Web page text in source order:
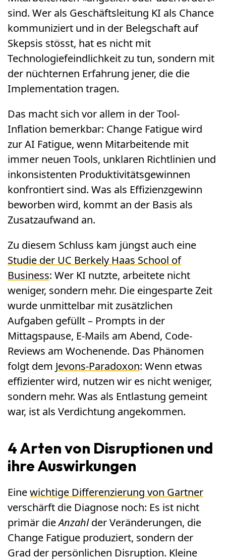
sind. Wer als Geschäftsleitung KI als Chance
kommuniziert und in der Belegschaft auf
Skepsis stösst, hat es nicht mit
Technologiefeindlichkeit zu tun, sondern mit
der nüchternen Erfahrung jener, die die
Implementation tragen.
Das macht sich vor allem in der Tool-
Inflation bemerkbar: Change Fatigue wird
zur AI Fatigue, wenn Mitarbeitende mit
immer neuen Tools, unklaren Richtlinien und
inkonsistenten Produktivitätsgewinnen
konfrontiert sind. Was als Effizienzgewinn
beworben wird, kommt an der Basis als
Zusatzaufwand an.
Zu diesem Schluss kam jüngst auch eine
Studie der UC Berkely Haas School of
Business: Wer KI nutzte, arbeitete nicht
weniger, sondern mehr. Die eingesparte Zeit
wurde unmittelbar mit zusätzlichen
Aufgaben gefüllt – Prompts in der
Mittagspause, E-Mails am Abend, Code-
Reviews am Wochenende. Das Phänomen
folgt dem Jevons-Paradoxon: Wenn etwas
effizienter wird, nutzen wir es nicht weniger,
sondern mehr. Was als Entlastung gemeint
war, ist als Verdichtung angekommen.
4 Arten von Disruptionen und
ihre Auswirkungen
Einewichtige Differenzierung von Gartner
verschärft die Diagnose noch: Es ist nicht
primär dieAnzahlder Veränderungen, die
Change Fatigue produziert, sondern der
Grad der persönlichen Disruption. Kleine